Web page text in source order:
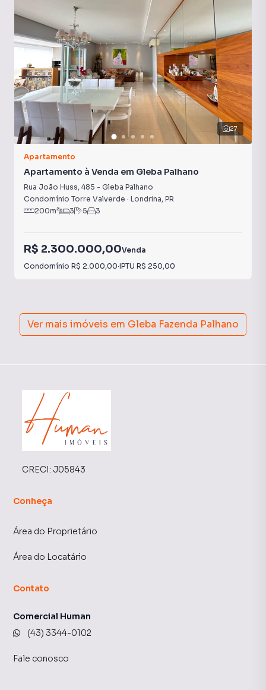
27
Apartamento
Apartamento à Venda em Gleba Palhano
Rua João Huss, 485 - Gleba Palhano
Condomínio Torre Valverde · Londrina, PR
200m² 3 5 3
R$ 2.300.000,00Venda
Condomínio R$ 2.000,00·IPTU R$ 250,00
Ver mais imóveis em Gleba Fazenda Palhano
CRECI: J05843
Conheça
Área do Proprietário
Área do Locatário
Contato
Comercial Human
(43) 3344-0102
Fale conosco